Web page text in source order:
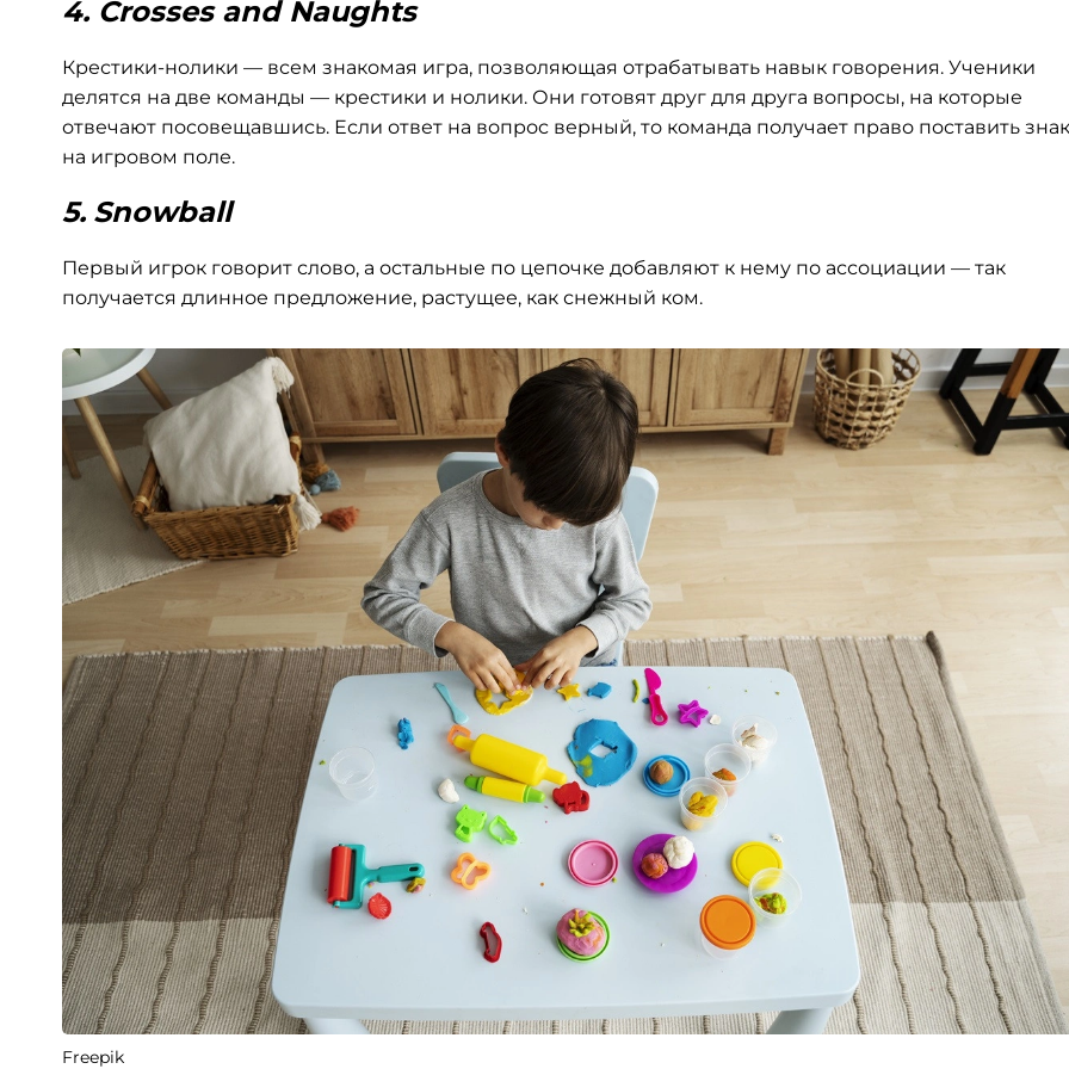
4. Crosses and Naughts
Крестики-нолики — всем знакомая игра, позволяющая отрабатывать навык говорения. Ученики
делятся на две команды — крестики и нолики. Они готовят друг для друга вопросы, на которые
отвечают посовещавшись. Если ответ на вопрос верный, то команда получает право поставить знак
на игровом поле.
5. Snowball
Первый игрок говорит слово, а остальные по цепочке добавляют к нему по ассоциации — так
получается длинное предложение, растущее, как снежный ком.
Freepik